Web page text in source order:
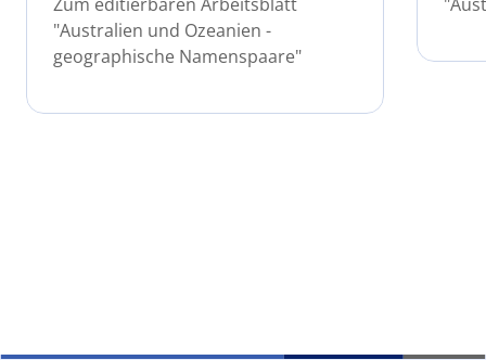
"Australien und Ozeanien -
geographische Namenspaare"